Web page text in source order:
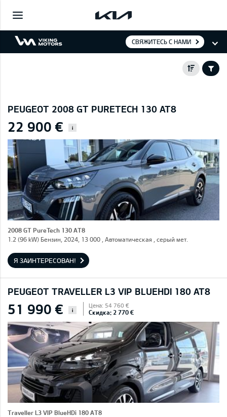
СВЯЖИТЕСЬ С НАМИ
PEUGEOT 2008 GT PURETECH 130 AT8
22 900 € i
2008 GT PureTech 130 AT8
1.2 (96 kW) Бензин, 2024, 13 000 , Автоматическая , серый мет.
Я ЗАИНТЕРЕСОВАН!
PEUGEOT TRAVELLER L3 VIP BLUEHDI 180 AT8
51 990 € i
Цена: 54 760 €
Скидка: 2 770 €
Traveller L3 VIP BlueHDi 180 AT8